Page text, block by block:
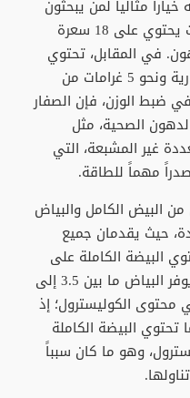
مثالياً لمن يبحثون
عن تقليل السعرات والدهون، حيث يحتوي على 18 سعرة
في المقابل، تحتوي
البيضة الكاملة على 38 سعرة حرارية ونحو 5 غرامات من
ضبط الوزن، فإن الصفار
الصحية، مثل
غير المشبعة، التي
مهماً للطاقة.
البيض الكامل والبياض
حيث يقدمان جميع
البيضة الكاملة على
نحو 6 غرامات من البروتين، بينما يوفر البياض ما بين 3.5 إلى
محتوى الكوليسترول؛ إذ
تحتوي البيضة الكاملة
وهو ما كان سبباً